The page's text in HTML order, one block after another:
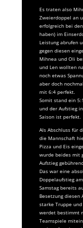
Es traten also
Zweierdoppel an
erfolgreich bei
haben) im
Leistung abrufen
gegen diesen
Mihnea und Oli
und Len wollten
noch etwas
aber doch
mit 6:4 perfekt.
Somit stand ein
und der Aufstieg
Saison ist perfekt.
Als Abschluss für
die Mannschaft
Pizza und Eis
wurde beides mit
Aufstieg
Das war eine
Doppelaufstieg
Samstag bereits
Besetzung diesen
starke Truppe
werdet bestimmt
Teamspiele